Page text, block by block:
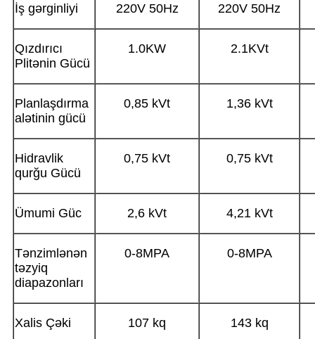
İş gərginliyi 220V 50Hz 220V 50Hz
Qızdırıcı
Plitənin Gücü
1.0KW 2.1KVt
Planlaşdırma
alətinin gücü
0,85 kVt 1,36 kVt
Hidravlik
qurğu Gücü
0,75 kVt 0,75 kVt
Ümumi Güc 2,6 kVt 4,21 kVt
Tənzimlənən
təzyiq
diapazonları
0-8MPA 0-8MPA
Xalis Çəki 107 kq 143 kq